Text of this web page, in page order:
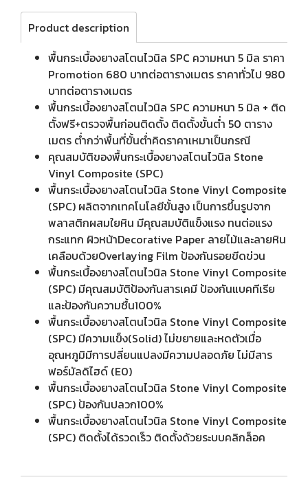
Product description
พื้นกระเบื้องยางสโตนไวนิล SPC ความหนา 5 มิล ราคา
Promotion 680 บาทต่อตารางเมตร ราคาทั่วไป 980
บาทต่อตารางเมตร
พื้นกระเบื้องยางสโตนไวนิล SPC ความหนา 5 มิล + ติด
ตั้งฟรี+ตรวจพื้นก่อนติดตั้ง ติดตั้งขั้นต่ำ 50 ตาราง
เมตร ต่ำกว่าพื้นที่ขั้นต่ำคิดราคาเหมาเป็นกรณี
คุณสมบัติของพื้นกระเบื้องยางสโตนไวนิล Stone
Vinyl Composite (SPC)
พื้นกระเบื้องยางสโตนไวนิล Stone Vinyl Composite
(SPC) ผลิตจากเทคโนโลยีขั้นสูง เป็นการขึ้นรูปจาก
พลาสติกผสมใยหิน มีคุณสมบัติแข็งแรง ทนต่อแรง
กระแทก ผิวหน้าDecorative Paper ลายไม้และลายหิน
เคลือบด้วยOverlaying Film ป้องกันรอยขีดข่วน
พื้นกระเบื้องยางสโตนไวนิล Stone Vinyl Composite
(SPC) มีคุณสมบัติป้องกันสารเคมี ป้องกันแบคทีเรีย
และป้องกันความชื้น100%
พื้นกระเบื้องยางสโตนไวนิล Stone Vinyl Composite
(SPC) มีความแข็ง(Solid) ไม่ขยายและหดตัวเมื่อ
อุณหภูมิมีการปลี่ยนแปลงมีความปลอดภัย ไม่มีสาร
ฟอร์มัลดิไฮด์ (E0)
พื้นกระเบื้องยางสโตนไวนิล Stone Vinyl Composite
(SPC) ป้องกันปลวก100%
พื้นกระเบื้องยางสโตนไวนิล Stone Vinyl Composite
(SPC) ติดตั้งได้รวดเร็ว ติดตั้งด้วยระบบคลิกล็อค